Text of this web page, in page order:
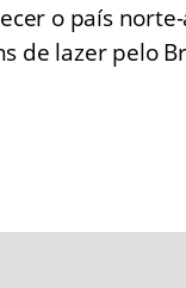
o país
de lazer pelo